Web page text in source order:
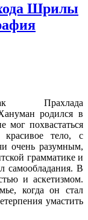
Шрилы
Прахлада
родился в
мог похвастаться
тело, с
очень разумным,
грамматике и
самообладания. В
и аскетизмом.
когда он стал
умастить